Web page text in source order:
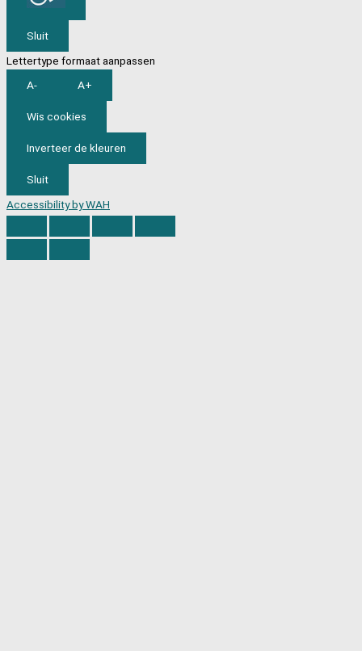
Sluit
Lettertype formaat aanpassen
A-
A+
Wis cookies
Inverteer de kleuren
Sluit
Accessibility by WAH